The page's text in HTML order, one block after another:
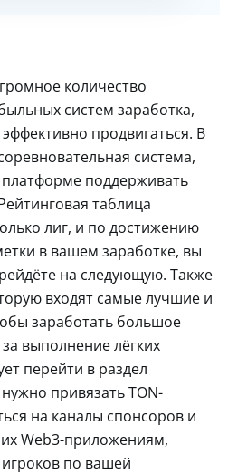
количество
систем заработка,
продвигаться. В
система,
поддерживать
таблица
лиг, и по достижению
в вашем заработке, вы
на следующую. Также
входят самые лучшие и
заработать большое
выполнение лёгких
перейти в раздел
привязать TON-
на каналы спонсоров и
Web3-приложениям,
по вашей